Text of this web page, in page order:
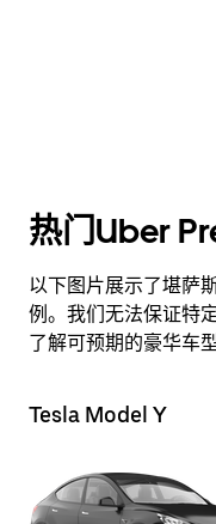
热门Uber
以下图片展示了堪萨
例。我们无法保证特
了解可预期的豪华车型
Tesla Model Y